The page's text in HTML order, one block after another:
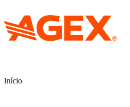
Início